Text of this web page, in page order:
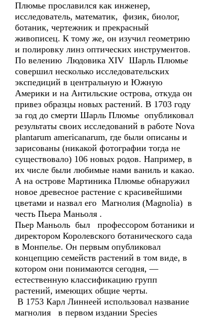
Плюмье прославился как инженер,
исследователь, математик, физик, биолог,
ботаник, чертежник и прекрасный
живописец. К тому же, он изучил геометрию
и полировку линз оптических инструментов.
По велению Людовика XIV Шарль Плюмье
совершил несколько исследовательских
экспедиций в центральную и Южную
Америки и на Антильские острова, откуда он
привез образцы новых растений. В 1703 году
за год до смерти Шарль Плюмье опубликовал
результаты своих исследований в работе Nova
plantarum americanarum, где были описаны и
зарисованы (никакой фотографии тогда не
существовало) 106 новых родов. Например, в
их числе были любимые нами ваниль и какао.
А на острове Мартиника Плюмье обнаружил
новое древесное растение с красивейшими
цветами и назвал его Магнолия (Magnolia) в
честь Пьера Маньоля .
Пьер Маньоль был профессором ботаники и
директором Королевского ботанического сада
в Монпелье. Он первым опубликовал
концепцию семейств растений в том виде, в
котором они понимаются сегодня, —
естественную классификацию групп
растений, имеющих общие черты.
В 1753 Карл Линнеей использовал название
магнолия в первом издании Species